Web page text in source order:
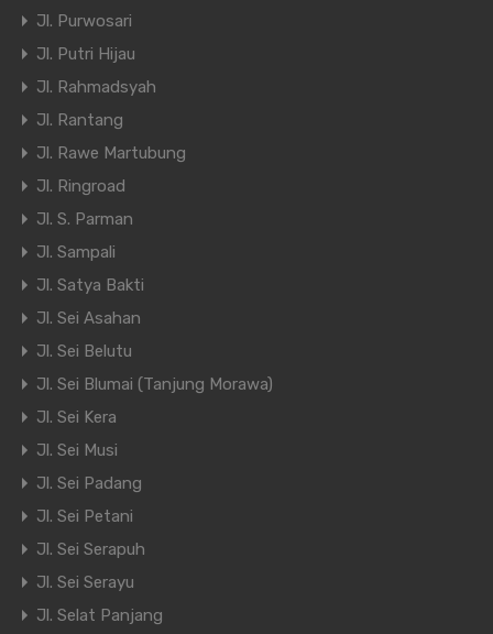
Jl. Purwosari
Jl. Putri Hijau
Jl. Rahmadsyah
Jl. Rantang
Jl. Rawe Martubung
Jl. Ringroad
Jl. S. Parman
Jl. Sampali
Jl. Satya Bakti
Jl. Sei Asahan
Jl. Sei Belutu
Jl. Sei Blumai (Tanjung Morawa)
Jl. Sei Kera
Jl. Sei Musi
Jl. Sei Padang
Jl. Sei Petani
Jl. Sei Serapuh
Jl. Sei Serayu
Jl. Selat Panjang